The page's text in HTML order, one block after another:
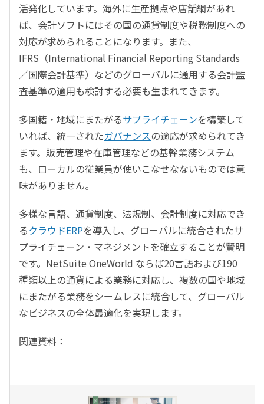
活発化しています。海外に生産拠点や店舗網があれ
ば、会計ソフトにはその国の通貨制度や税務制度への
対応が求められることになります。また、
IFRS（International Financial Reporting Standards
／国際会計基準）などのグローバルに通用する会計監
査基準の適用も検討する必要も生まれてきます。
多国籍・地域にまたがるサプライチェーンを構築して
いれば、統一されたガバナンスの適応が求められてき
ます。販売管理や在庫管理などの基幹業務システム
も、ローカルの従業員が使いこなせなないものでは意
味がありません。
多様な言語、通貨制度、法規制、会計制度に対応でき
るクラウドERPを導入し、グローバルに統合されたサ
プライチェーン・マネジメントを確立することが賢明
です。NetSuite OneWorld ならば20言語および190
種類以上の通貨による業務に対応し、複数の国や地域
にまたがる業務をシームレスに統合して、グローバル
なビジネスの全体最適化を実現します。
関連資料：